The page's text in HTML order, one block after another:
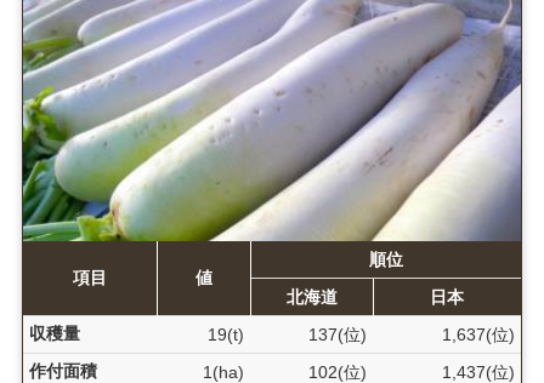
項目 値
順位
北海道
日本
収穫量
19(t) 137(位)
1,637(位)
作付面積
1(ha) 102(位)
1,437(位)